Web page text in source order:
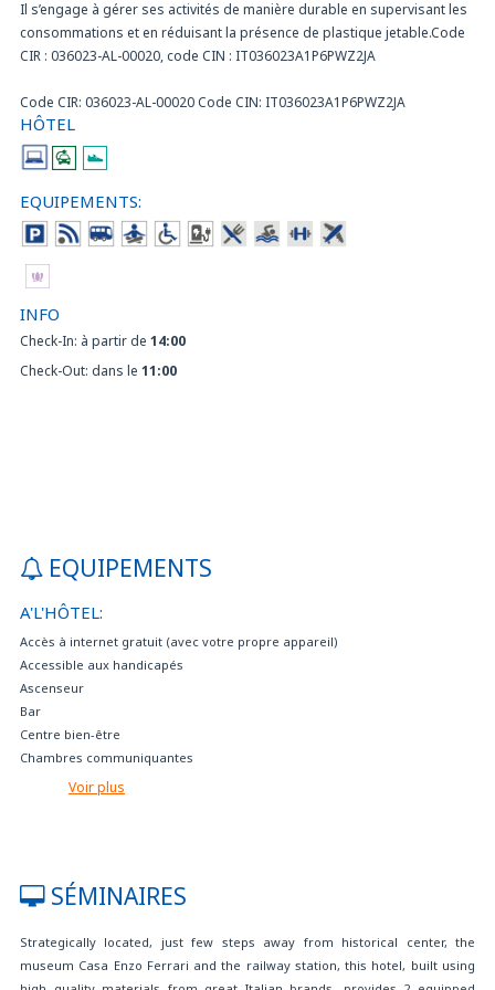
Il s’engage à gérer ses activités de manière durable en supervisant les
consommations et en réduisant la présence de plastique jetable.Code
CIR : 036023-AL-00020, code CIN : IT036023A1P6PWZ2JA
Code CIR: 036023-AL-00020 Code CIN: IT036023A1P6PWZ2JA
HÔTEL
EQUIPEMENTS:
INFO
Check-In: à partir de 14:00
Check-Out: dans le 11:00
EQUIPEMENTS
A'L'HÔTEL:
Accès à internet gratuit (avec votre propre appareil)
Accessible aux handicapés
Ascenseur
Bar
Centre bien-être
Chambres communiquantes
Chambres insonorisées
Consigne
Internet haut débit / haute vitesse gratuit
Internet point gratuit
Voir plus
SÉMINAIRES
Strategically located, just few steps away from historical center, the
museum Casa Enzo Ferrari and the railway station, this hotel, built using